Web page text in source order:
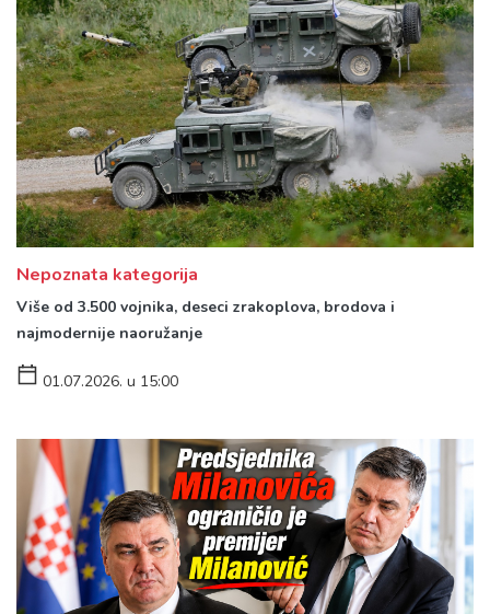
Nepoznata kategorija
Više od 3.500 vojnika, deseci zrakoplova, brodova i
najmodernije naoružanje
01.07.2026. u 15:00